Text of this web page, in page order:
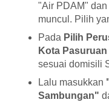
"Air PDAM"
muncul. Pilih
Pada Pilih
Kota Pasuruan
sesuai domisili
Lalu masukkan
Sambungan"